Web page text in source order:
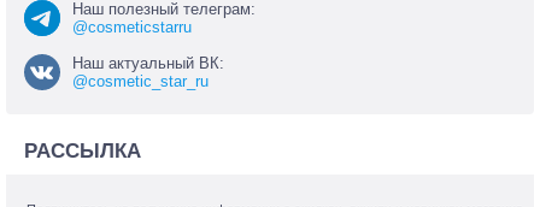
Наш полезный телеграм:
@cosmeticstarru
Наш актуальный ВК:
@cosmetic_star_ru
РАССЫЛКА